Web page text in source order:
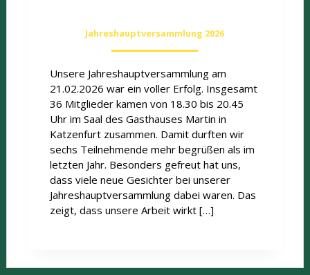
Jahreshauptversammlung 2026
Unsere Jahreshauptversammlung am
21.02.2026 war ein voller Erfolg. Insgesamt
36 Mitglieder kamen von 18.30 bis 20.45
Uhr im Saal des Gasthauses Martin in
Katzenfurt zusammen. Damit durften wir
sechs Teilnehmende mehr begrüßen als im
letzten Jahr. Besonders gefreut hat uns,
dass viele neue Gesichter bei unserer
Jahreshauptversammlung dabei waren. Das
zeigt, dass unsere Arbeit wirkt […]